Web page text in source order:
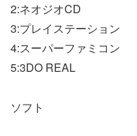
2:ネオジオCD
3:プレイステーション
4:スーパーファミコン
5:3DO REAL
ソフト